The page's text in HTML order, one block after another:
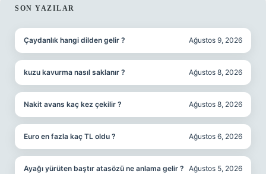
SIDEBAR
SON YAZILAR
Çaydanlık hangi dilden gelir ? Ağustos 9, 2026
kuzu kavurma nasıl saklanır ? Ağustos 8, 2026
Nakit avans kaç kez çekilir ? Ağustos 8, 2026
Euro en fazla kaç TL oldu ? Ağustos 6, 2026
Ayağı yürüten baştır atasözü ne anlama gelir ? Ağustos 5, 2026